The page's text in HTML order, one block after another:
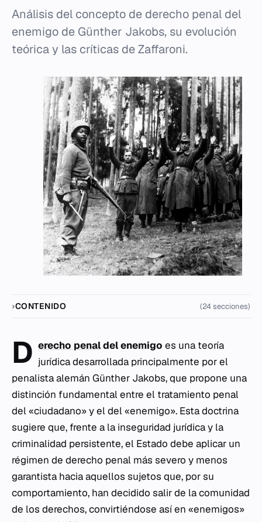
Análisis del concepto de derecho penal del
enemigo de Günther Jakobs, su evolución
teórica y las críticas de Zaffaroni.
CONTENIDO (24 secciones)
D erecho penaldel enemigo es una teoría
jurídica desarrollada principalmente por el
penalista alemán Günther Jakobs, que propone una
distinción fundamental entre el tratamiento penal
del «ciudadano» y el del «enemigo». Esta doctrina
sugiere que, frente a la inseguridad jurídica y la
criminalidad persistente, el Estado debe aplicar un
régimen de derecho penal más severo y menos
garantista hacia aquellos sujetos que, por su
comportamiento, han decidido salir de la comunidad
de los derechos, convirtiéndose así en «enemigos»